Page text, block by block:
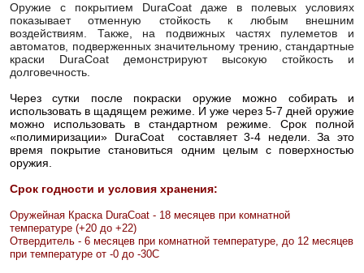
Оружие с покрытием DuraCoat даже в полевых условиях
показывает отменную стойкость к любым внешним
воздействиям. Также, на подвижных частях пулеметов и
автоматов, подверженных значительному трению, стандартные
краски DuraCoat демонстрируют высокую стойкость и
долговечность.
Через сутки после покраски оружие можно собирать и
использовать в щадящем режиме. И уже через 5-7 дней оружие
можно использовать в стандартном режиме. Срок полной
«полимиризации» DuraCoat составляет 3-4 недели. За это
время покрытие становиться одним целым с поверхностью
оружия.
Срок годности и условия хранения:
Оружейная Краска DuraCoat - 18 месяцев при комнатной
температуре (+20 до +22)
Отвердитель - 6 месяцев при комнатной температуре, до 12 месяцев
при температуре от -0 до -30С